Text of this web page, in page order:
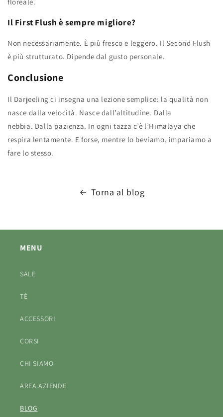
Il First Flush è sempre migliore?
Non necessariamente. È più fresco e leggero. Il Second Flush
è più strutturato. Dipende dal gusto personale.
Conclusione
Il Darjeeling ci insegna una lezione semplice: la qualità non
nasce dalla velocità. Nasce dall’altitudine. Dalla
nebbia. Dalla pazienza. In ogni tazza c’è l’Himalaya che
respira lentamente. E forse, mentre lo beviamo, impariamo a
fare lo stesso.
Torna al blog
MENU
SALE
TÈ
ACCESSORI
CORSI
CHI SIAMO
AREA AZIENDE
BLOG